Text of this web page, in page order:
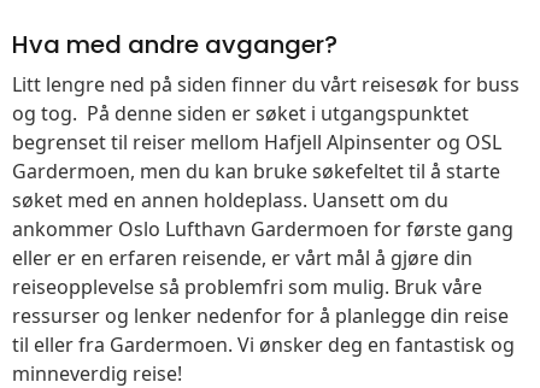
Hva med andre avganger?
Litt lengre ned på siden finner du vårt reisesøk for buss
og tog. På denne siden er søket i utgangspunktet
begrenset til reiser mellom Hafjell Alpinsenter og OSL
Gardermoen, men du kan bruke søkefeltet til å starte
søket med en annen holdeplass. Uansett om du
ankommer Oslo Lufthavn Gardermoen for første gang
eller er en erfaren reisende, er vårt mål å gjøre din
reiseopplevelse så problemfri som mulig. Bruk våre
ressurser og lenker nedenfor for å planlegge din reise
til eller fra Gardermoen. Vi ønsker deg en fantastisk og
minneverdig reise!